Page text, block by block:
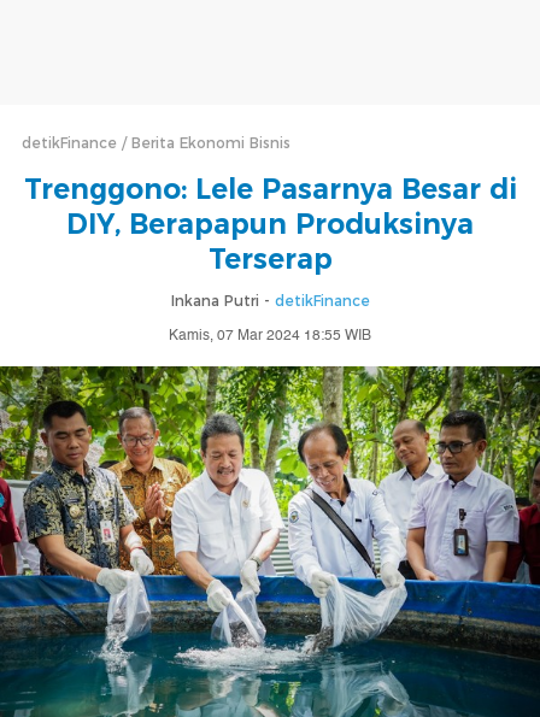
detikFinance Berita Ekonomi Bisnis
Trenggono: Lele Pasarnya Besar di
DIY, Berapapun Produksinya
Terserap
Inkana Putri - detikFinance
Kamis, 07 Mar 2024 18:55 WIB